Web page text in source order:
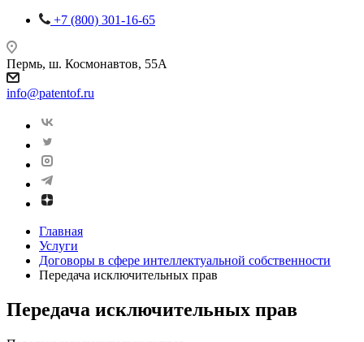
+7 (800) 301-16-65
Пермь, ш. Космонавтов, 55А
info@patentof.ru
Главная
Услуги
Договоры в сфере интеллектуальной собственности
Передача исключительных прав
Передача исключительных прав